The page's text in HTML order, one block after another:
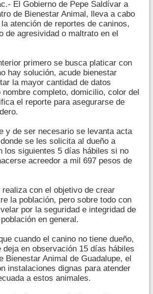
El Gobierno de Pepe Saldívar a
de Bienestar Animal, lleva a cabo
atención de reportes de caninos,
de agresividad o maltrato en el
primero se busca platicar con
hay solución, acude bienestar
la mayor cantidad de datos
nombre completo, domicilio, color del
el reporte para asegurarse de
y de ser necesario se levanta acta
se les solicita al dueño a
los siguientes 5 días hábiles si no
acreedor a mil 697 pesos de
realiza con el objetivo de crear
la población, pero sobre todo con
por la seguridad e integridad de
en general.
cuando el canino no tiene dueño,
en observación 15 días hábiles
Bienestar Animal de Guadalupe, el
instalaciones dignas para atender
a estos animales.